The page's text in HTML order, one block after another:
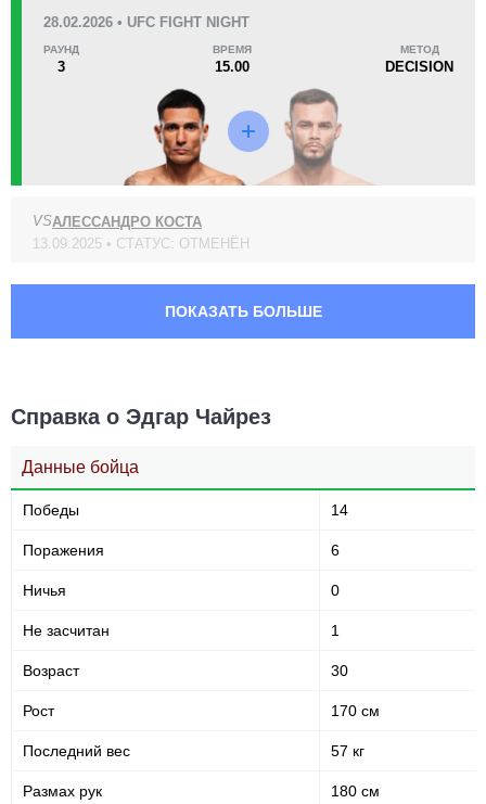
CAMMA
CG
DWCS
1
28.02.2026 • UFC FIGHT NIGHT
РАУНД
3
ВРЕМЯ
15.00
МЕТОД
DECISION
VSАЛЕССАНДРО КОСТА
13.09.2025 • СТАТУС: ОТМЕНЁН
ПОКАЗАТЬ БОЛЬШЕ
Справка о Эдгар Чайрез
Данные бойца
Победы 14
Поражения 6
Ничья 0
Не засчитан 1
Возраст 30
Рост 170 см
Последний вес 57 кг
Размах рук 180 см